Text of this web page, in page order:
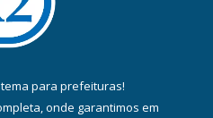
para prefeituras!
onde garantimos em